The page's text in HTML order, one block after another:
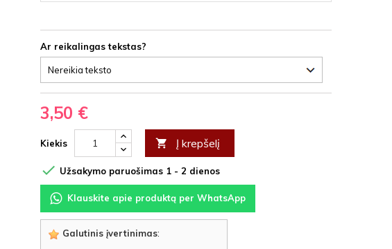
Ar reikalingas tekstas?
3,50 €
Kiekis  Į krepšelį
 Užsakymo paruošimas 1 - 2 dienos
Klauskite apie produktą per WhatsApp
Galutinis įvertinimas: